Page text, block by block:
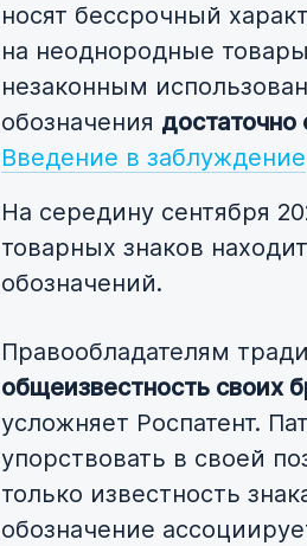
носят бессрочный
на неоднородные
незаконным
обозначения достаточно
Введение в заблуждение
На середину сентября
товарных знаков
обозначений.
Правообладателям
общеизвестность своих
усложняет Роспатент.
упорствовать в своей
только известность
обозначение